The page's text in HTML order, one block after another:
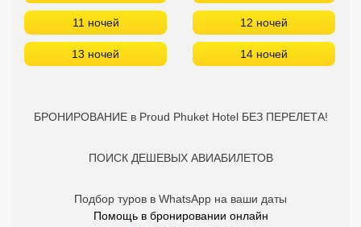
11 ночей 12 ночей
13 ночей 14 ночей
БРОНИРОВАНИЕ в Proud Phuket Hotel БЕЗ ПЕРЕЛЕТА!
ПОИСК ДЕШЕВЫХ АВИАБИЛЕТОВ
Подбор туров в WhatsApp на ваши даты
Помощь в бронировании онлайн